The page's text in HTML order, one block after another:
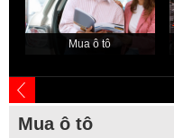
Mua ô tô
Mua ô tô